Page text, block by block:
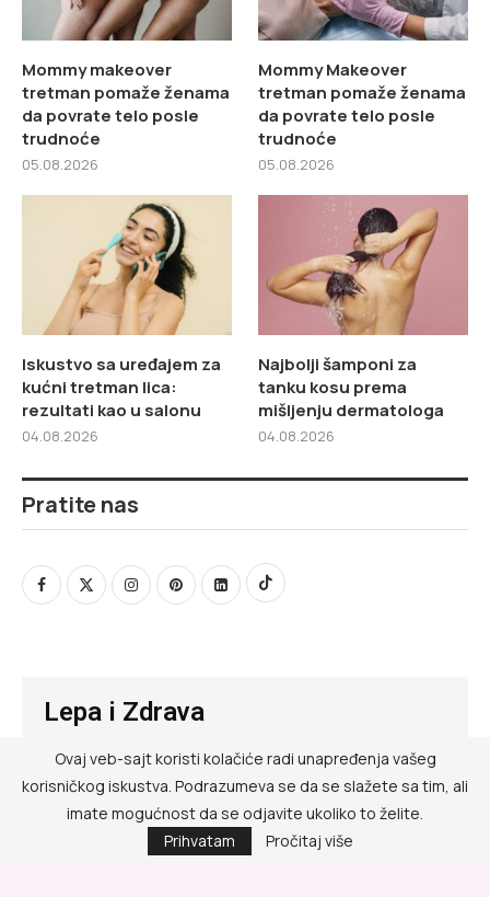
Mommy makeover
tretman pomaže ženama
da povrate telo posle
trudnoće
05.08.2026
Mommy Makeover
tretman pomaže ženama
da povrate telo posle
trudnoće
05.08.2026
Iskustvo sa uređajem za
kućni tretman lica:
rezultati kao u salonu
04.08.2026
Najbolji šamponi za
tanku kosu prema
mišljenju dermatologa
04.08.2026
Pratite nas
Lepa i Zdrava
@ RED MEDIA GROUP 2026
Kontakt
Ovaj veb-sajt koristi kolačiće radi unapređenja vašeg
korisničkog iskustva. Podrazumeva se da se slažete sa tim, ali
imate mogućnost da se odjavite ukoliko to želite.
Prihvatam
Pročitaj više